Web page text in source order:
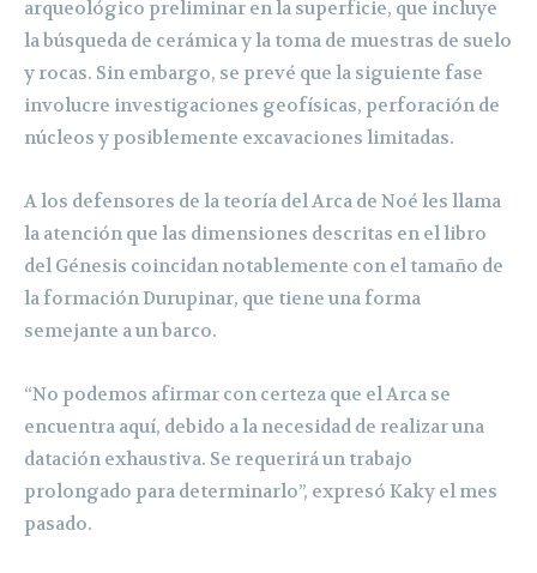
arqueológico preliminar en la superficie, que incluye
la búsqueda de cerámica y la toma de muestras de suelo
y rocas. Sin embargo, se prevé que la siguiente fase
involucre investigaciones geofísicas, perforación de
núcleos y posiblemente excavaciones limitadas.
A los defensores de la teoría del Arca de Noé les llama
la atención que las dimensiones descritas en el libro
del Génesis coincidan notablemente con el tamaño de
la formación Durupinar, que tiene una forma
semejante a un barco.
“No podemos afirmar con certeza que el Arca se
encuentra aquí, debido a la necesidad de realizar una
datación exhaustiva. Se requerirá un trabajo
prolongado para determinarlo”, expresó Kaky el mes
pasado.